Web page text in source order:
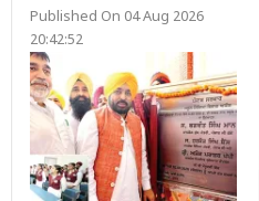
Published On 04 Aug 2026
20:42:52